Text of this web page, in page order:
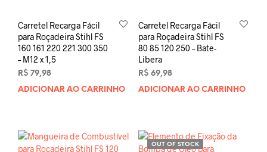
Carretel Recarga Fácil
para Roçadeira Stihl FS
160 161 220 221 300 350
– M12 x 1,5
R$ 79,98
ADICIONAR AO CARRINHO
Carretel Recarga Fácil
para Roçadeira Stihl FS
80 85 120 250 – Bate-
Libera
R$ 69,98
ADICIONAR AO CARRINHO
OUT OF STOCK